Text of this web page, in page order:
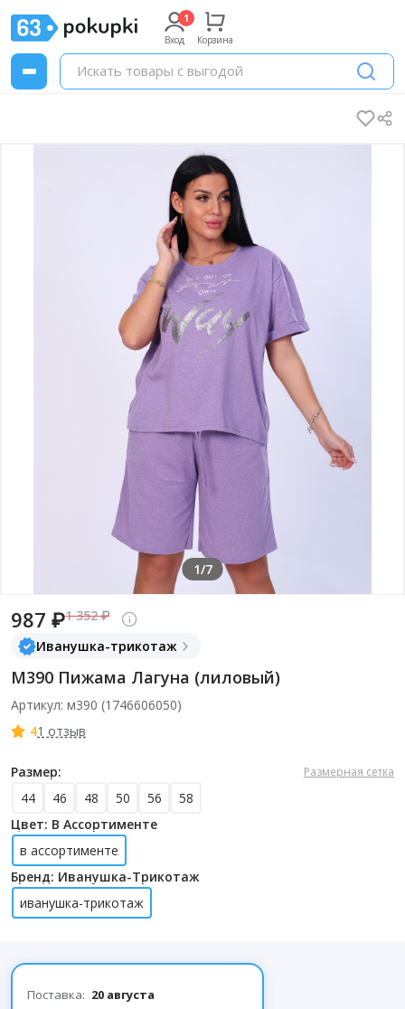
Вход Корзина
1/7
987 ₽1 352 ₽
Иванушка-трикотаж
М390 Пижама Лагуна (лиловый)
Артикул: м390 (1746606050)
41 отзыв
Размер: Размерная сетка
44 46 48 50 56
58
Цвет: В Ассортименте
в ассортименте
Бренд: Иванушка-Трикотаж
иванушка-трикотаж
Поставка: 20 августа